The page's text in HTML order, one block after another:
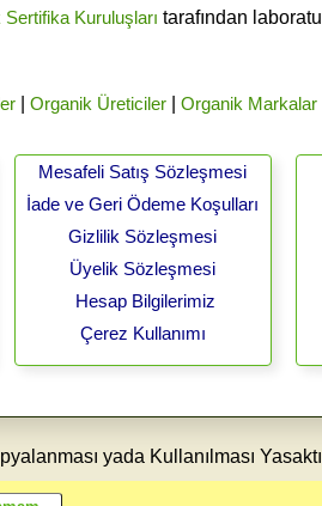
Kuruluşları tarafından
| Organik Üreticiler| Organik Markalar|
Mesafeli Satış Sözleşmesi
İade ve Geri Ödeme Koşulları
Gizlilik Sözleşmesi
Üyelik Sözleşmesi
Hesap Bilgilerimiz
Çerez Kullanımı
yada Kullanılması